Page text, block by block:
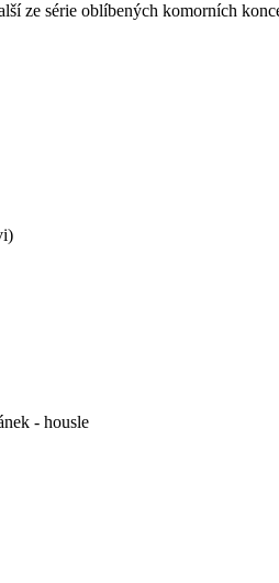
ze série oblíbených komorních
- housle